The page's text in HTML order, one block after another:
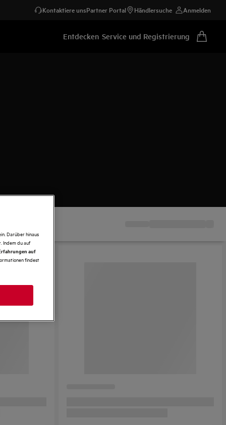
Kontaktiere unsPartner Portal Händlersuche Anmelden
Entdecken Service und Registrierung
Darüber hinaus
Indem du auf
auf
findest